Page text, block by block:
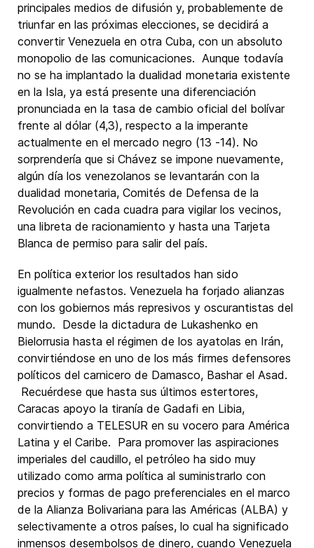
principales medios de difusión y, probablemente de
triunfar en las próximas elecciones, se decidirá a
convertir Venezuela en otra Cuba, con un absoluto
monopolio de las comunicaciones. Aunque todavía
no se ha implantado la dualidad monetaria existente
en la Isla, ya está presente una diferenciación
pronunciada en la tasa de cambio oficial del bolívar
frente al dólar (4,3), respecto a la imperante
actualmente en el mercado negro (13 -14). No
sorprendería que si Chávez se impone nuevamente,
algún día los venezolanos se levantarán con la
dualidad monetaria, Comités de Defensa de la
Revolución en cada cuadra para vigilar los vecinos,
una libreta de racionamiento y hasta una Tarjeta
Blanca de permiso para salir del país.
En política exterior los resultados han sido
igualmente nefastos. Venezuela ha forjado alianzas
con los gobiernos más represivos y oscurantistas del
mundo. Desde la dictadura de Lukashenko en
Bielorrusia hasta el régimen de los ayatolas en Irán,
convirtiéndose en uno de los más firmes defensores
políticos del carnicero de Damasco, Bashar el Asad.
Recuérdese que hasta sus últimos estertores,
Caracas apoyo la tiranía de Gadafi en Libia,
convirtiendo a TELESUR en su vocero para América
Latina y el Caribe. Para promover las aspiraciones
imperiales del caudillo, el petróleo ha sido muy
utilizado como arma política al suministrarlo con
precios y formas de pago preferenciales en el marco
de la Alianza Bolivariana para las Américas (ALBA) y
selectivamente a otros países, lo cual ha significado
inmensos desembolsos de dinero, cuando Venezuela